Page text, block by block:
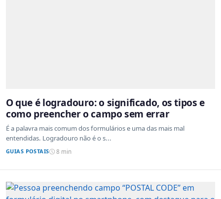
O que é logradouro: o significado, os tipos e
como preencher o campo sem errar
É a palavra mais comum dos formulários e uma das mais mal
entendidas. Logradouro não é o s...
GUIAS POSTAIS 8 min